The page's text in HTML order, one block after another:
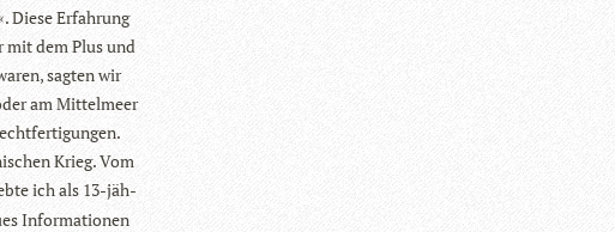
Diese Erfah­rung
mit dem Plus und
sag­ten wir
am Mit­tel­meer
Krieg. Vom
ich als 13-jäh­
Infor­ma­tio­nen